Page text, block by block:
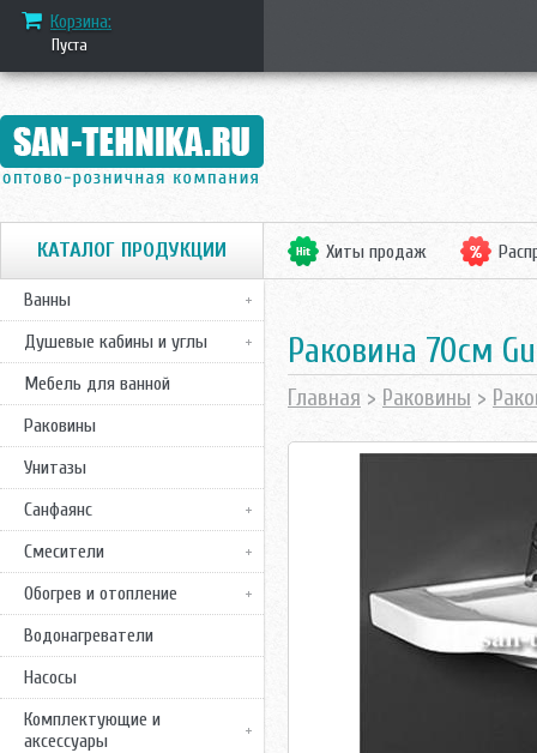
Корзина:
Пуста
КАТАЛОГ ПРОДУКЦИИ
Ванны
Душевые кабины и углы
Мебель для ванной
Раковины
Унитазы
Санфаянс
Смесители
Обогрев и отопление
Водонагреватели
Насосы
Комплектующие и
аксессуары
Хиты продаж
Раковина 70см
Главная > Раковины >